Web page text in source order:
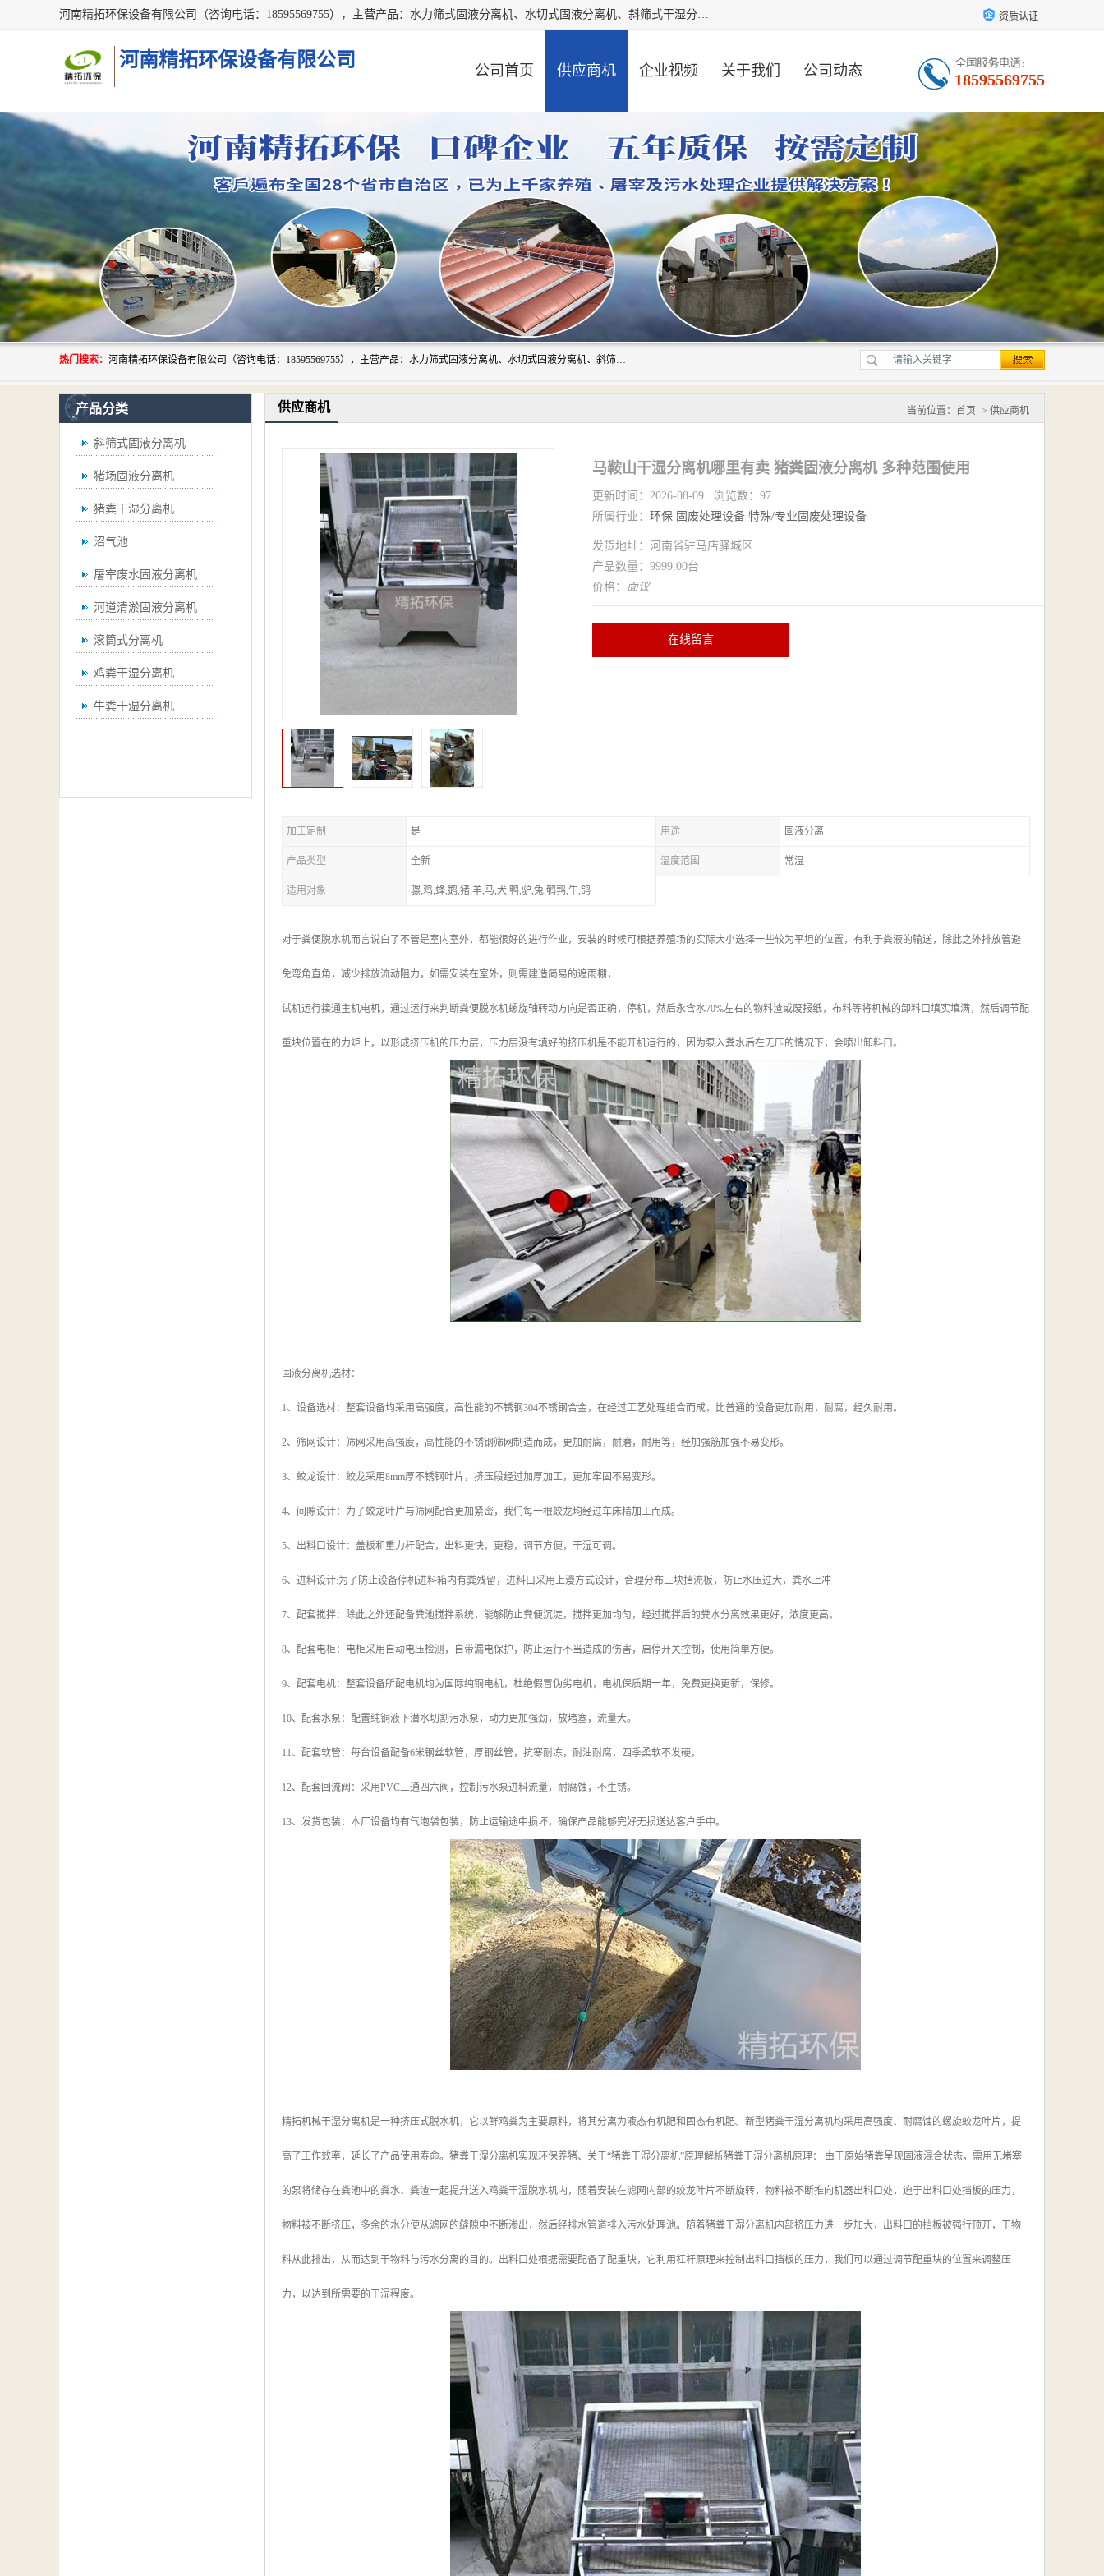
河南精拓环保设备有限公司（咨询电话：18595569755），主营产品：水力筛式固液分离机、水切式固液分离机、斜筛式干湿分离机、养猪场固液分离机、斜筛式固液分离机、屠宰场固液分离机、猪场干湿分离机等。公司从事固液分离设备及配套沼气池的研发、设计、销售与施工，并提供污水处理整体解决方案。 资质认证
河南精拓环保设备有限公司 公司首页 供应商机 企业视频 关于我们 公司动态 18595569755
热门搜索： 河南精拓环保设备有限公司（咨询电话：18595569755），主营产品：水力筛式固液分离机、水切式固液分离机、斜筛式干湿分离机、养猪场固液分离机、斜筛式固液分离机、屠宰场固液分离机、猪场干湿分离机等。公司从事固液分离设备及配套沼气池的研发、设计、销售与施工，并提供污水处理整体解决方案。
产品分类
斜筛式固液分离机
猪场固液分离机
猪粪干湿分离机
沼气池
屠宰废水固液分离机
河道清淤固液分离机
滚筒式分离机
鸡粪干湿分离机
牛粪干湿分离机
供应商机 当前位置： 首页 -> 供应商机
马鞍山干湿分离机哪里有卖 猪粪固液分离机 多种范围使用
更新时间：2026-08-09 浏览数：97
所属行业： 环保 固废处理设备 特殊/专业固废处理设备
发货地址：河南省驻马店驿城区
产品数量：9999.00台
价格： 面议
在线留言
加工定制 是 用途 固液分离
产品类型 全新 温度范围 常温
适用对象 骡,鸡,蜂,鹅,猪,羊,马,犬,鸭,驴,兔,鹌鹑,牛,鸽
对于粪便脱水机而言说白了不管是室内室外，都能很好的进行作业，安装的时候可根据养殖场的实际大小选择一些较为平坦的位置，有利于粪液的输送，除此之外排放管避
免弯角直角，减少排放流动阻力，如需安装在室外，则需建造简易的遮雨棚，
试机运行接通主机电机，通过运行来判断粪便脱水机螺旋轴转动方向是否正确，停机，然后永含水70%左右的物料渣或废报纸，布料等将机械的卸料口填实填满，然后调节配
重块位置在的力矩上，以形成挤压机的压力层，压力层没有填好的挤压机是不能开机运行的，因为泵入粪水后在无压的情况下，会喷出卸料口。
固液分离机选材：
1、设备选材：整套设备均采用高强度，高性能的不锈钢304不锈钢合金，在经过工艺处理组合而成，比普通的设备更加耐用，耐腐，经久耐用。
2、筛网设计：筛网采用高强度，高性能的不锈钢筛网制造而成，更加耐腐，耐磨，耐用等，经加强筋加强不易变形。
3、蛟龙设计：蛟龙采用8mm厚不锈钢叶片，挤压段经过加厚加工，更加牢固不易变形。
4、间隙设计：为了蛟龙叶片与筛网配合更加紧密，我们每一根蛟龙均经过车床精加工而成。
5、出料口设计：盖板和重力杆配合，出料更快，更稳，调节方便，干湿可调。
6、进料设计:为了防止设备停机进料箱内有粪残留，进料口采用上漫方式设计，合理分布三块挡流板，防止水压过大，粪水上冲
7、配套搅拌：除此之外还配备粪池搅拌系统，能够防止粪便沉淀，搅拌更加均匀，经过搅拌后的粪水分离效果更好，浓度更高。
8、配套电柜：电柜采用自动电压检测，自带漏电保护，防止运行不当造成的伤害，启停开关控制，使用简单方便。
9、配套电机：整套设备所配电机均为国际纯铜电机，杜绝假冒伪劣电机，电机保质期一年，免费更换更新，保修。
10、配套水泵：配置纯铜液下潜水切割污水泵，动力更加强劲，放堵塞，流量大。
11、配套软管：每台设备配备6米钢丝软管，厚钢丝管，抗寒耐冻，耐油耐腐，四季柔软不发硬。
12、配套回流阀：采用PVC三通四六阀，控制污水泵进料流量，耐腐蚀，不生锈。
13、发货包装：本厂设备均有气泡袋包装，防止运输途中损坏，确保产品能够完好无损送达客户手中。
精拓机械干湿分离机是一种挤压式脱水机，它以鲜鸡粪为主要原料，将其分离为液态有机肥和固态有机肥。新型猪粪干湿分离机均采用高强度、耐腐蚀的螺旋蛟龙叶片，提
高了工作效率，延长了产品使用寿命。猪粪干湿分离机实现环保养猪、关于“猪粪干湿分离机”原理解析猪粪干湿分离机原理： 由于原始猪粪呈现固液混合状态，需用无堵塞
的泵将储存在粪池中的粪水、粪渣一起提升送入鸡粪干湿脱水机内，随着安装在滤网内部的绞龙叶片不断旋转，物料被不断推向机器出料口处，迫于出料口处挡板的压力，
物料被不断挤压，多余的水分便从滤网的缝隙中不断渗出，然后经排水管道排入污水处理池。随着猪粪干湿分离机内部挤压力进一步加大，出料口的挡板被强行顶开，干物
料从此排出，从而达到干物料与污水分离的目的。出料口处根据需要配备了配重块，它利用杠杆原理来控制出料口挡板的压力，我们可以通过调节配重块的位置来调整压
力，以达到所需要的干湿程度。